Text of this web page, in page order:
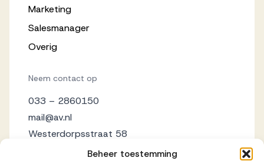
Beheer toestemming
Marketing
Salesmanager
Overig
Neem contact op
033 – 2860150
mail@av.nl
Westerdorpsstraat 58
3871 AZ Hoevelaken